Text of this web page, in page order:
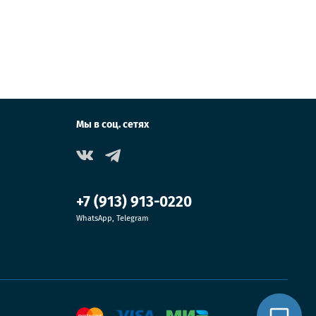
Мы в соц. сетях
+7 (913) 913-0220
WhatsApp, Telegram